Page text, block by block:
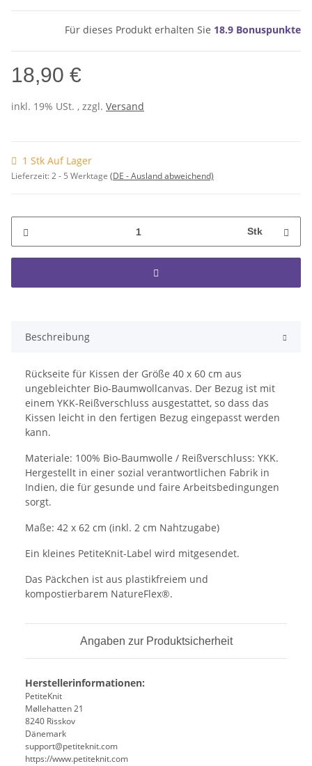
Für dieses Produkt erhalten Sie 18.9 Bonuspunkte
18,90 €
inkl. 19% USt. , zzgl. Versand
1 Stk Auf Lager
Lieferzeit:2 - 5 Werktage (DE - Ausland abweichend)
Stk
Beschreibung
Rückseite für Kissen der Größe 40 x 60 cm aus
ungebleichter Bio-Baumwollcanvas. Der Bezug ist mit
einem YKK-Reißverschluss ausgestattet, so dass das
Kissen leicht in den fertigen Bezug eingepasst werden
kann.
Materiale: 100% Bio-Baumwolle / Reißverschluss: YKK.
Hergestellt in einer sozial verantwortlichen Fabrik in
Indien, die für gesunde und faire Arbeitsbedingungen
sorgt.
Maße: 42 x 62 cm (inkl. 2 cm Nahtzugabe)
Ein kleines PetiteKnit-Label wird mitgesendet.
Das Päckchen ist aus plastikfreiem und
kompostierbarem NatureFlex®.
Angaben zur Produktsicherheit
Herstellerinformationen:
PetiteKnit
Møllehatten 21
8240 Risskov
Dänemark
support@petiteknit.com
https://www.petiteknit.com